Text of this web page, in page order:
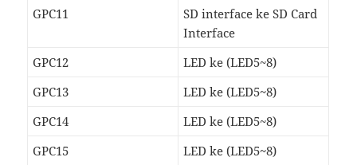
GPC11
SD interface ke SD Card
Interface
GPC12
LED ke (LED5~8)
GPC13
LED ke (LED5~8)
GPC14
LED ke (LED5~8)
GPC15
LED ke (LED5~8)